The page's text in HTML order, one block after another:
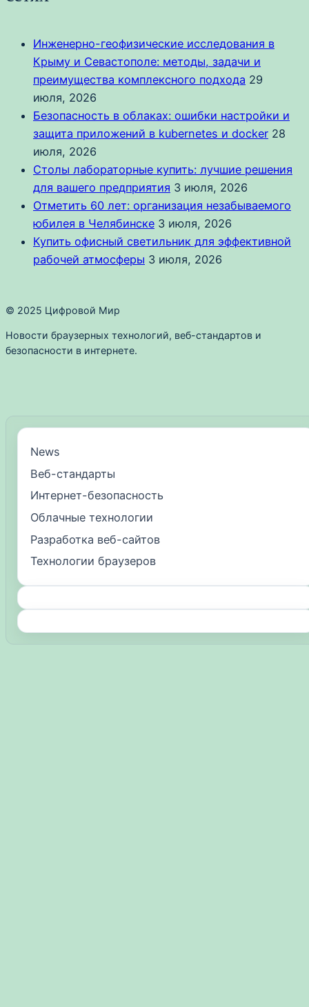
Инженерно-геофизические исследования в
Крыму и Севастополе: методы, задачи и
преимущества комплексного подхода 29
июля, 2026
Безопасность в облаках: ошибки настройки и
защита приложений в kubernetes и docker 28
июля, 2026
Столы лабораторные купить: лучшие решения
для вашего предприятия 3 июля, 2026
Отметить 60 лет: организация незабываемого
юбилея в Челябинске 3 июля, 2026
Купить офисный светильник для эффективной
рабочей атмосферы 3 июля, 2026
© 2025 Цифровой Мир
Новости браузерных технологий, веб-стандартов и
безопасности в интернете.
News
Веб-стандарты
Интернет-безопасность
Облачные технологии
Разработка веб-сайтов
Технологии браузеров